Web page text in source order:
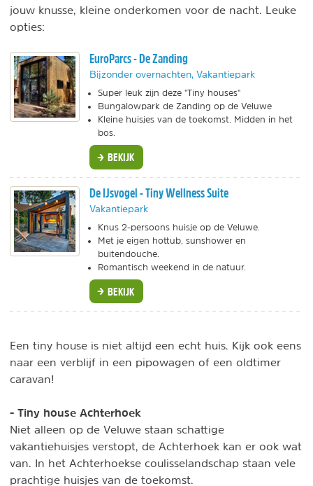
jouw knusse, kleine onderkomen voor de nacht. Leuke
opties:
EuroParcs - De Zanding
Bijzonder overnachten, Vakantiepark
Super leuk zijn deze "Tiny houses"
Bungalowpark de Zanding op de Veluwe
Kleine huisjes van de toekomst. Midden in het
bos.
BEKIJK
De IJsvogel - Tiny Wellness Suite
Vakantiepark
Knus 2-persoons huisje op de Veluwe.
Met je eigen hottub, sunshower en
buitendouche.
Romantisch weekend in de natuur.
BEKIJK
Een tiny house is niet altijd een echt huis. Kijk ook eens
naar een verblijf in een pipowagen of een oldtimer
caravan!
- Tiny house Achterhoek
Niet alleen op de Veluwe staan schattige
vakantiehuisjes verstopt, de Achterhoek kan er ook wat
van. In het Achterhoekse coulisselandschap staan vele
prachtige huisjes van de toekomst.